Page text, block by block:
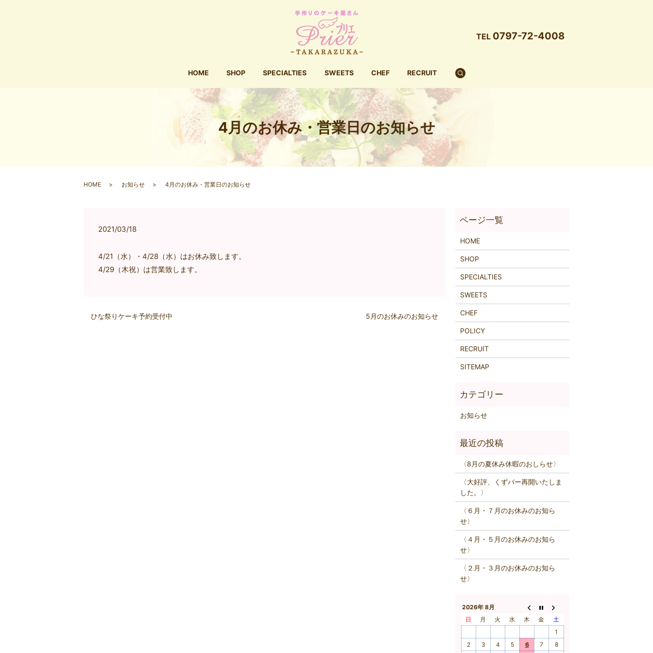
HOME SHOP SPECIALTIES SWEETS CHEF RECRUIT search
TEL 0797-72-4008
4月のお休み・営業日のお知らせ
HOME お知らせ 4月のお休み・営業日のお知らせ
2021/03/18
4/21（水）・4/28（水）はお休み致します。
4/29（木祝）は営業致します。
ひな祭りケーキ予約受付中 5月のお休みのお知らせ
HOME
SHOP
SPECIALTIES
SWEETS
CHEF
POLICY
RECRUIT
SITEMAP
お知らせ
〈8月の夏休み休暇のおしらせ〉
〈大好評、くずバー再開いたしま
した。〉
〈６月・７月のお休みのお知ら
せ〉
〈４月・５月のお休みのお知ら
せ〉
〈２月・３月のお休みのお知ら
せ〉
2026年 8月
日
月 火 水 木 金
土
1
2
3 4 5 6 7 8